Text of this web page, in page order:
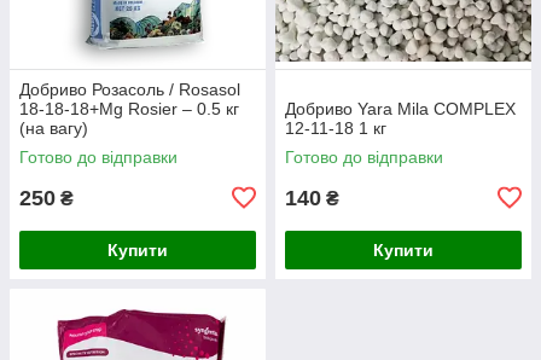
Добриво Розасоль / Rosasol
18-18-18+Mg Rosier – 0.5 кг
(на вагу)
Готово до відправки
250 ₴
Купити
Добриво Yara Mila COMPLEX
12-11-18 1 кг
Готово до відправки
140 ₴
Купити